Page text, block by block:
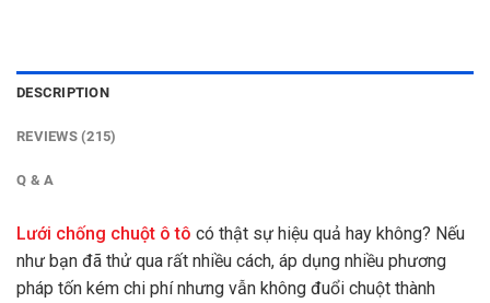
DESCRIPTION
REVIEWS (215)
Q & A
Lưới chống chuột ô tô có thật sự hiệu quả hay không? Nếu
như bạn đã thử qua rất nhiều cách, áp dụng nhiều phương
pháp tốn kém chi phí nhưng vẫn không đuổi chuột thành